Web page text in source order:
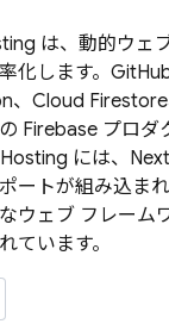
は、動的ウェ
化します。
、 Cloud Firestore
Firebase プロダ
には、
ートが組み込まれ
ウェブ フレーム
ています。